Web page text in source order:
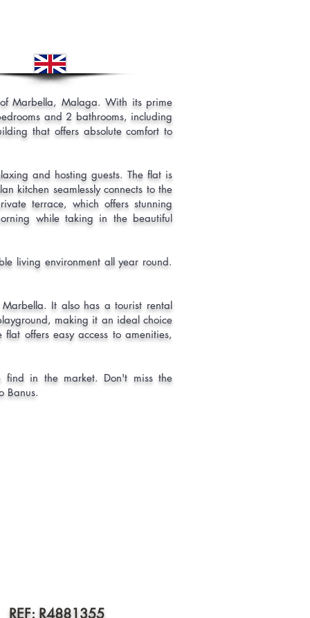
Marbella, Malaga. With its prime
and 2 bathrooms, including
that offers absolute comfort to
and hosting guests. The flat is
kitchen seamlessly connects to the
terrace, which offers stunning
while taking in the beautiful
living environment all year round.
It also has a tourist rental
making it an ideal choice
offers easy access to amenities,
find in the market. Don't miss the
Banus.
R4881355